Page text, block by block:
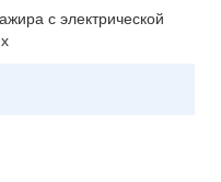
с электрической